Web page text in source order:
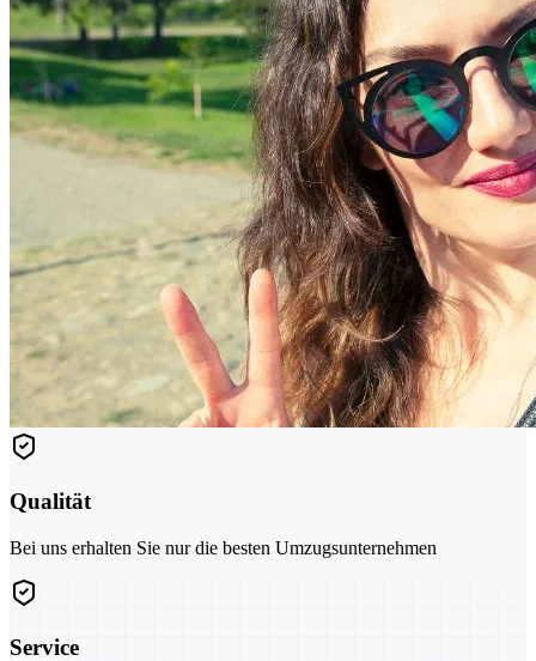
Qualität
Bei uns erhalten Sie nur die besten Umzugsunternehmen
Service